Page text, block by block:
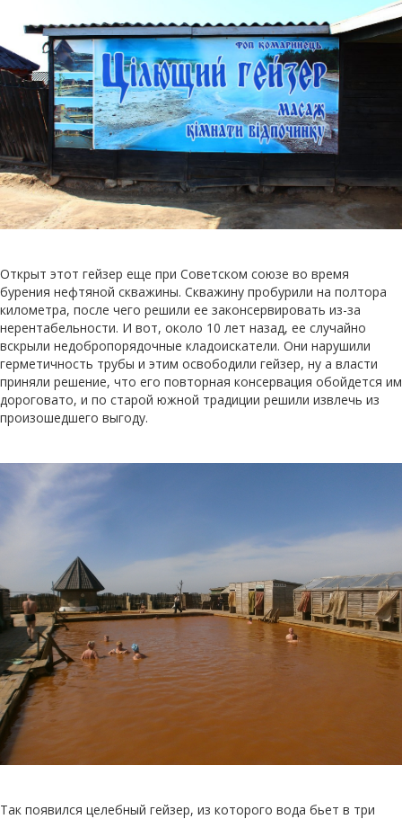
Открыт этот гейзер еще при Советском союзе во время
бурения нефтяной скважины. Скважину пробурили на полтора
километра, после чего решили ее законсервировать из-за
нерентабельности. И вот, около 10 лет назад, ее случайно
вскрыли недобропорядочные кладоискатели. Они нарушили
герметичность трубы и этим освободили гейзер, ну а власти
приняли решение, что его повторная консервация обойдется им
дороговато, и по старой южной традиции решили извлечь из
произошедшего выгоду.
Так появился целебный гейзер, из которого вода бьет в три